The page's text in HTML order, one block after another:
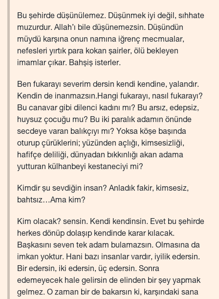
Bu şehirde düşünülemez. Düşünmek iyi değil, sıhhate
muzurdur. Allah’ı bile düşünemezsin. Düşündün
müydü karşına onun namına iğrenç mecmualar,
nefesleri yırtık para kokan şairler, ölü bekleyen
imamlar çıkar. Bahşiş isterler.
Ben fukarayı severim dersin kendi kendine, yalandır.
Kendin de inanmazsın.Hangi fukarayı, nasıl fukarayı?
Bu canavar gibi dilenci kadını mı? Bu arsız, edepsiz,
huysuz çocuğu mu? Bu iki paralık adamın önünde
secdeye varan balıkçıyı mı? Yoksa köşe başında
oturup çürüklerini; yüzünden açlığı, kimsesizliği,
hafifçe deliliği, dünyadan bıkkınlığı akan adama
yutturan külhanbeyi kestaneciyi mi?
Kimdir şu sevdiğin insan? Anladık fakir, kimsesiz,
bahtsız…Ama kim?
Kim olacak? sensin. Kendi kendinsin. Evet bu şehirde
herkes dönüp dolaşıp kendinde karar kılacak.
Başkasını seven tek adam bulamazsın. Olmasına da
imkan yoktur. Hani bazı insanlar vardır, iyilik edersin.
Bir edersin, iki edersin, üç edersin. Sonra
edemeyecek hale gelirsin de elinden bir şey yapmak
gelmez. O zaman bir de bakarsın ki, karşındaki sana